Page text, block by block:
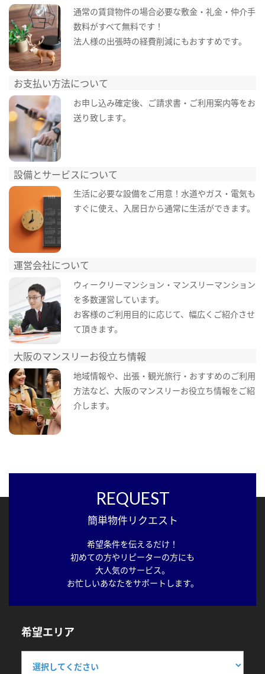
通常の賃貸物件の場合必要な敷金・礼金・仲介手
数料がすべて無料です！
法人様の出張時の経費削減にもおすすめです。
お支払い方法について
お申し込み確定後、ご請求書・ご利用案内等をお
送り致します。
設備とサービスについて
生活に必要な設備をご用意！水道やガス・電気も
すぐに使え、入居日から通常に生活ができます。
運営会社について
ウィークリーマンション・マンスリーマンション
を多数運営しています。
お客様のご利用目的に応じて、幅広くご紹介させ
て頂きます。
大阪のマンスリーお役立ち情報
地域情報や、出張・観光旅行・おすすめのご利用
方法など、大阪のマンスリーお役立ち情報をご紹
介します。
REQUEST
簡単物件リクエスト
希望条件を伝えるだけ！
初めての方やリピーターの方にも
大人気のサービス。
お忙しいあなたをサポートします。
希望エリア